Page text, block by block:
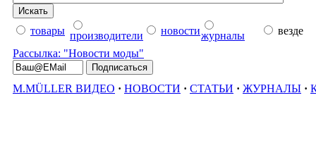
товары производители новостижурналы
везде
Рассылка: "Новости моды"
M.MÜLLER ВИДЕО · НОВОСТИ · СТАТЬИ · ЖУРНАЛЫ ·